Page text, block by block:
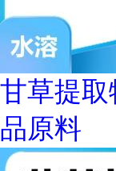
甘草提取
品原料